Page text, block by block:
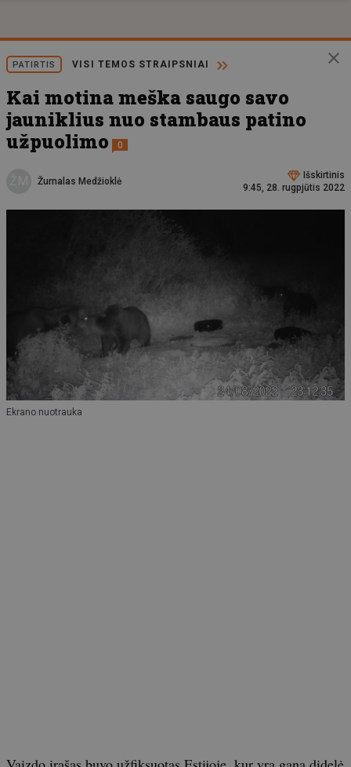
PATIRTIS VISI TEMOS STRAIPSNIAI
Kai motina meška saugo savo
jauniklius nuo stambaus patino
užpuolimo
0
Žurnalas Medžioklė
Išskirtinis
9:45, 28. rugpjūtis 2022
Ekrano nuotrauka